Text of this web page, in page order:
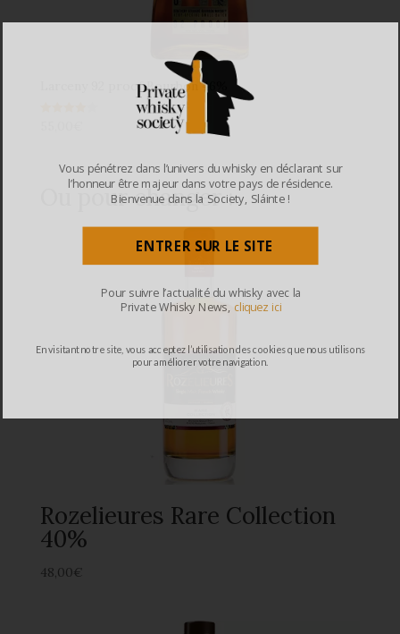
Larceny 92 proof Bourbon 46%
Ou pour changer :
Rozelieures Rare Collection
40%
48,00€
Vous pénétrez dans l’univers du whisky en déclarant sur
l’honneur être majeur dans votre pays de résidence.
Bienvenue dans la Society, Sláinte !
ENTRER SUR LE SITE
En visitant notre site, vous acceptez l’utilisation des cookies que nous utilisons
pour améliorer votre navigation.
Pour suivre l’actualité du whisky avec la
Private Whisky News, cliquez ici